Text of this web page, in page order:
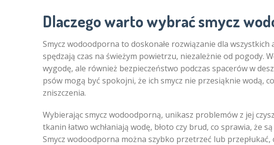
Dlaczego warto wybrać smycz
Smycz wodoodporna to doskonałe rozwiązanie dla wszystkich
spędzają czas na świeżym powietrzu, niezależnie od pogody.
wygodę, ale również bezpieczeństwo podczas spacerów w
psów mogą być spokojni, że ich smycz nie przesiąknie wodą,
zniszczenia.
Wybierając smycz wodoodporną, unikasz problemów z jej
tkanin łatwo wchłaniają wodę, błoto czy brud, co sprawia, że
Smycz wodoodporna można szybko przetrzeć lub przepłukać,